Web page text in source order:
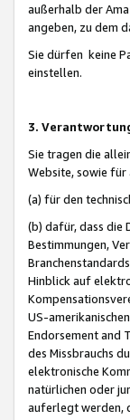
außerhalb der
angeben, zu dem
Sie dürfen keine
einstellen.
3.
Sie tragen die
Website, sowie
(a) für den
(b) dafür, dass die
Bestimmungen,
Hinblick auf
US-
Endorsement and
des Missbrauchs
elektronische
natürlichen oder
auferlegt werden,